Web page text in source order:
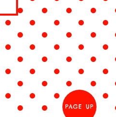
PAGE UP